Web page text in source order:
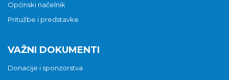
Općinski načelnik
Pritužbe i predstavke
VAŽNI DOKUMENTI
Donacije i sponzorstva